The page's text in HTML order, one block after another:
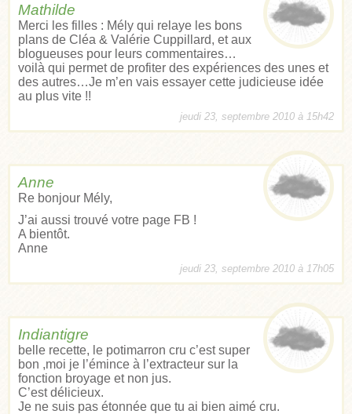
Mathilde
Merci les filles : Mély qui relaye les bons
plans de Cléa & Valérie Cuppillard, et aux
blogueuses pour leurs commentaires…
voilà qui permet de profiter des expériences des unes et
des autres…Je m’en vais essayer cette judicieuse idée
au plus vite !!
jeudi 23, septembre 2010 à 15h42
Anne
Re bonjour Mély,
J’ai aussi trouvé votre page FB !
A bientôt.
Anne
jeudi 23, septembre 2010 à 17h05
Indiantigre
belle recette, le potimarron cru c’est super
bon ,moi je l’émince à l’extracteur sur la
fonction broyage et non jus.
C’est délicieux.
Je ne suis pas étonnée que tu ai bien aimé cru.